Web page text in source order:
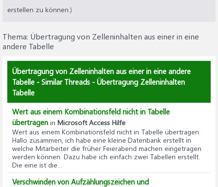
erstellen zu können.)
Thema: Übertragung von Zelleninhalten aus einer in eine
andere Tabelle
Übertragung von Zelleninhalten aus einer in eine andere
Tabelle - Similar Threads - Übertragung Zelleninhalten
Tabelle
Wert aus einem Kombinationsfeld nicht in Tabelle
übertragen in Microsoft Access Hilfe
Wert aus einem Kombinationsfeld nicht in Tabelle übertragen:
Hallo zusammen, ich habe eine kleine Datenbank erstellt in
welche Mitarbeiter die früher Feierabend machen eingetragen
werden können. Dazu habe ich einfach zwei Tabellen erstellt.
Die eine ist die...
Verschwinden von Aufzählungszeichen und